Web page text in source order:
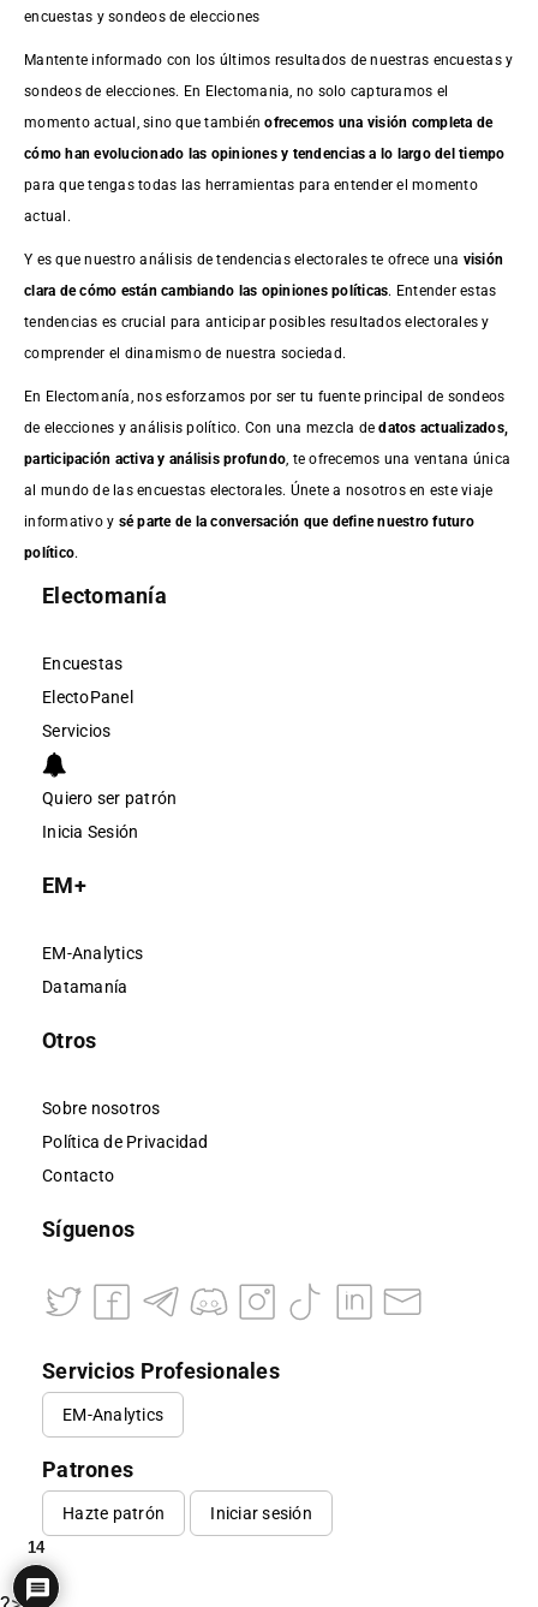
encuestas y sondeos de elecciones
Mantente informado con los últimos resultados de nuestras encuestasy
sondeos de elecciones. En Electomania, no solo capturamos el
momento actual, sino que tambiénofrecemos una visión completa de
cómo han evolucionado las opiniones y tendencias a lo largo del tiempo
para que tengas todas las herramientas para entender el momento
actual.
Y es que nuestro análisis de tendencias electorales te ofrece una visión
clara de cómo están cambiando las opiniones políticas. Entender estas
tendencias es crucial para anticipar posibles resultados electorales y
comprender el dinamismo de nuestra sociedad.
En Electomanía, nos esforzamos por ser tu fuente principal de sondeos
de elecciones y análisis político. Con una mezcla dedatos actualizados,
participación activa y análisis profundo, te ofrecemos una ventana única
al mundo de las encuestas electorales. Únete a nosotros en este viaje
informativo y sé parte de la conversación que define nuestro futuro
político.
Electomanía
Encuestas
ElectoPanel
Servicios
Quiero ser patrón
Inicia Sesión
EM+
EM-Analytics
Datamanía
Otros
Sobre nosotros
Política de Privacidad
Contacto
Síguenos
Servicios Profesionales
EM-Analytics
Patrones
Hazte patrón Iniciar sesión
14